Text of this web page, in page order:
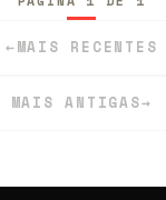
←MAIS RECENTES
MAIS ANTIGAS→